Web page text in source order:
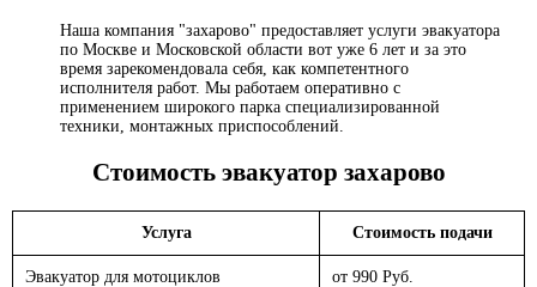
Наша компания "захарово" предоставляет услуги эвакуатора
по Москве и Московской области вот уже 6 лет и за это
время зарекомендовала себя, как компетентного
исполнителя работ. Мы работаем оперативно с
применением широкого парка специализированной
техники, монтажных приспособлений.
Стоимость эвакуатор захарово
Услуга Стоимость подачи
Эвакуатор для мотоциклов от 990 Руб.